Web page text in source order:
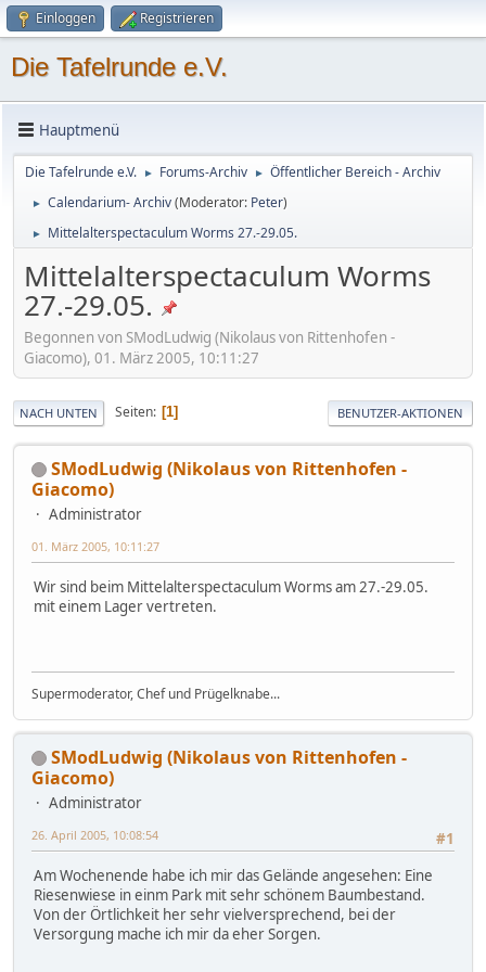
Einloggen Registrieren
Die Tafelrunde e.V.
Hauptmenü
Die Tafelrunde e.V. ► Forums-Archiv ► Öffentlicher Bereich - Archiv
► Calendarium- Archiv(Moderator: Peter)
► Mittelalterspectaculum Worms 27.-29.05.
Mittelalterspectaculum Worms
27.-29.05.
Begonnen von SModLudwig (Nikolaus von Rittenhofen -
Giacomo), 01. März 2005, 10:11:27
NACH UNTEN Seiten 1 BENUTZER-AKTIONEN
SModLudwig (Nikolaus von Rittenhofen -
Giacomo)
Administrator
01. März 2005, 10:11:27
Wir sind beim Mittelalterspectaculum Worms am 27.-29.05.
mit einem Lager vertreten.
Supermoderator, Chef und Prügelknabe...
SModLudwig (Nikolaus von Rittenhofen -
Giacomo)
Administrator
#1
26. April 2005, 10:08:54
Am Wochenende habe ich mir das Gelände angesehen: Eine
Riesenwiese in einm Park mit sehr schönem Baumbestand.
Von der Örtlichkeit her sehr vielversprechend, bei der
Versorgung mache ich mir da eher Sorgen.